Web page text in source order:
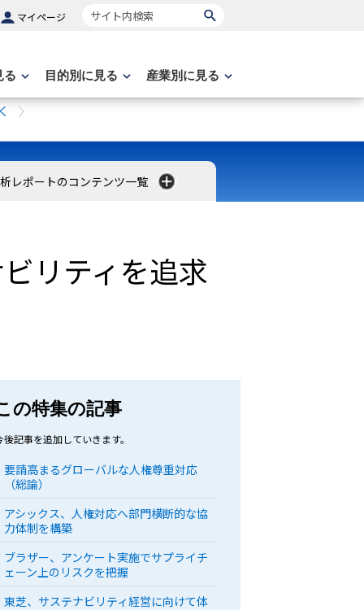
マイページ サイト内検索
る 目的別に見る 産業別に見る
レポートのコンテンツ一覧
リティを追求
の特集の記事
後記事を追加していきます。
要請高まるグローバルな人権尊重対応
（総論）
アシックス、人権対応へ部門横断的な協
力体制を構築
ブラザー、アンケート実施でサプライチ
ェーン上のリスクを把握
東芝、サステナビリティ経営に向けて体